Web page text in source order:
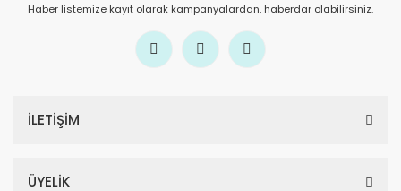
Haber listemize kayıt olarak kampanyalardan, haberdar olabilirsiniz.
İLETİŞİM
ÜYELİK